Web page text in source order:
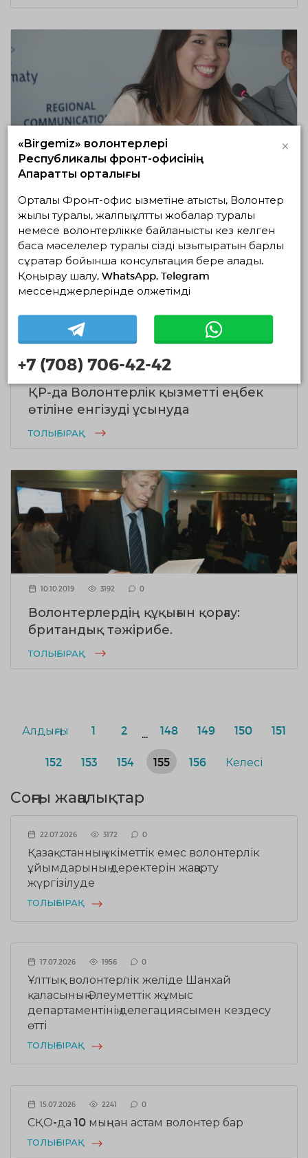
11.10.2019 2339 0
Өзгелердің игілігі үшін өмір сүретін
ТОЛЫҒЫРАҚ
10.10.2019 3846 0
ҚР-да Волонтерлік қызметті еңбек
өтіліне енгізуді ұсынуда
ТОЛЫҒЫРАҚ
10.10.2019 3192 0
Волонтерлердің құқығын қорғау:
британдық тәжірибе.
ТОЛЫҒЫРАҚ
Алдыңғы 1 2 148 149 150 151
152 153 154 155 156 Келесі
Соңғы жаңалықтар
22.07.2026 3172 0
Қазақстанның үкіметтік емес волонтерлік
ұйымдарының деректерін жаңарту
жүргізілуде
ТОЛЫҒЫРАҚ
17.07.2026 1956 0
Ұлттық волонтерлік желіде Шанхай
қаласының Әлеуметтік жұмыс
департаментінің делегациясымен кездесу
өтті
ТОЛЫҒЫРАҚ
15.07.2026 2241 0
СҚО-да 10 мыңнан астам волонтер бар
ТОЛЫҒЫРАҚ
«Birgemiz» волонтерлері
Республикалық фронт-офисінің
Ақпараттық орталығы
×
Орталық Фронт-офис қызметіне қатысты, Волонтер
жылы туралы, жалпыұлттық жобалар туралы
немесе волонтерлікке байланысты кез келген
басқа мәселелер туралы сізді қызықтыратын барлық
сұрақтар бойынша консультация бере алады.
Қоңырау шалу, WhatsApp, Telegram
мессенджерлерінде қолжетімді
+7 (708) 706-42-42